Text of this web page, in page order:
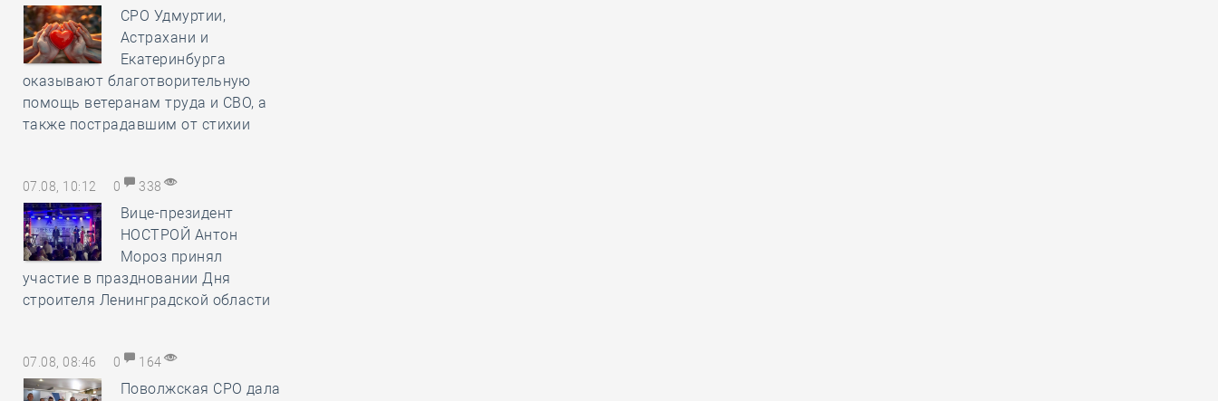
СРО Удмуртии,
Астрахани и
Екатеринбурга
оказывают благотворительную
помощь ветеранам труда и СВО, а
также пострадавшим от стихии
07.08, 10:12 0 338
Вице-президент
НОСТРОЙ Антон
Мороз принял
участие в праздновании Дня
строителя Ленинградской области
07.08, 08:46 0 164
Поволжская СРО дала